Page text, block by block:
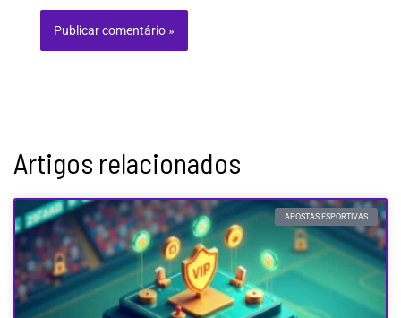
Artigos relacionados
APOSTAS ESPORTIVAS